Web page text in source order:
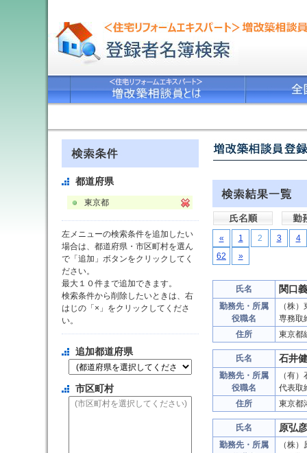
都道府県
東京都
左メニューの検索条件を追加したい
場合は、都道府県・市区町村を選ん
で「追加」ボタンをクリックしてく
ださい。
最大１０件まで追加できます。
検索条件から削除したいときは、右
はじの「×」をクリックしてくださ
い。
追加都道府県
市区町村
« 1 2 3
4
62
»
氏名 関口
勤務先・所属
役職名
（株
専務取
住所
東京
氏名 石井
勤務先・所属
役職名
（有
代表取
住所
東京都
氏名 原弘彦
勤務先・所属
（株